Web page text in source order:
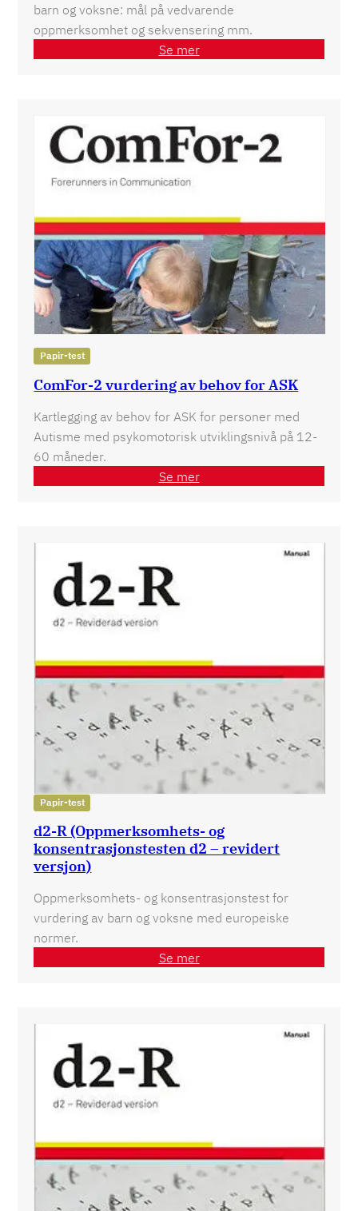
barn og voksne: mål på vedvarende
oppmerksomhet og sekvensering mm.
Se mer
Papir-test
ComFor-2 vurdering av behov for ASK
Kartlegging av behov for ASK for personer med
Autisme med psykomotorisk utviklingsnivå på 12-
60 måneder.
Se mer
Papir-test
d2-R (Oppmerksomhets- og
konsentrasjonstesten d2 – revidert
versjon)
Oppmerksomhets- og konsentrasjonstest for
vurdering av barn og voksne med europeiske
normer.
Se mer